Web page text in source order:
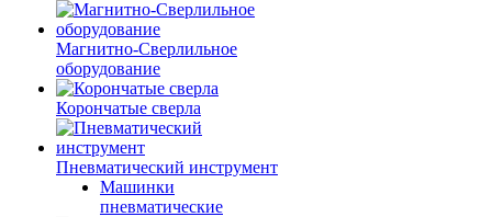
Магнитно-Сверлильное
оборудование
Корончатые сверла
Пневматический инструмент
Машинки
пневматические